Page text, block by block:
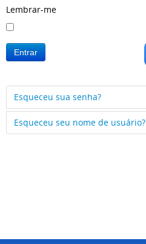
Lembrar-me
Entrar
Esqueceu sua senha?
Esqueceu seu nome de usuário?